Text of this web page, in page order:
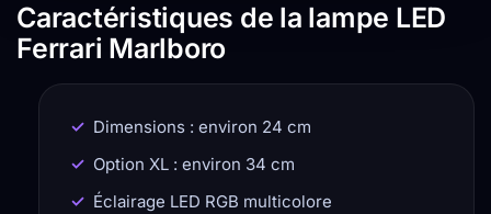
Caractéristiques de la lampe LED
Ferrari Marlboro
Dimensions : environ 24 cm
Option XL : environ 34 cm
Éclairage LED RGB multicolore